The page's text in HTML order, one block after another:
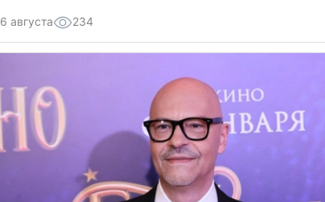
6 августа 234